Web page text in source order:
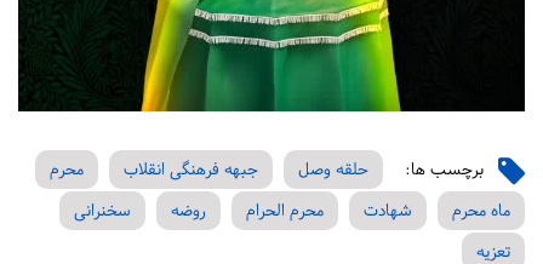
برچسب ها: حلقه وصل جبهه فرهنگی انقلاب
محرم
ماه محرم
شهادت محرم الحرام روضه
سخنرانی
تعزیه